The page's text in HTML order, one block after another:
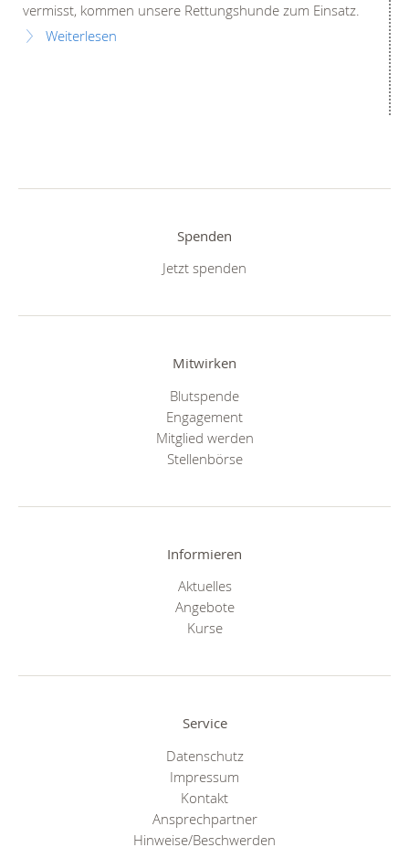
vermisst, kommen unsere Rettungshunde zum Einsatz.
Weiterlesen
Spenden
Jetzt spenden
Mitwirken
Blutspende
Engagement
Mitglied werden
Stellenbörse
Informieren
Aktuelles
Angebote
Kurse
Service
Datenschutz
Impressum
Kontakt
Ansprechpartner
Hinweise/Beschwerden